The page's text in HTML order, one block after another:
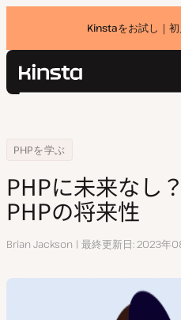
Kinstaをお試し｜初
Kinsta®
価格設定
お問い合わせ
検
Home
リソースセンター
PHPを学ぶ
PHPに未来なし？統計情報に見る
PHPに未来なし
PHPの将来性
執
Brian Jackson 最終更新日 2023年